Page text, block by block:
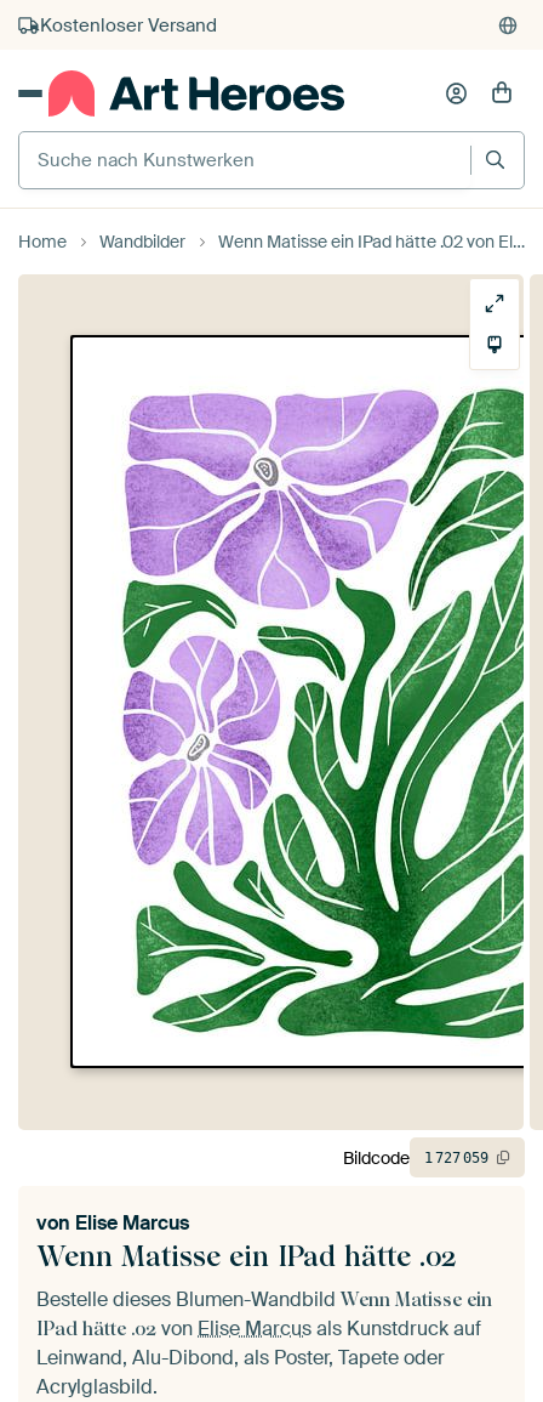
Individueller Druck auf Bestellung
Suche nach Kunstwerken
Home Wandbilder Wenn Matisse ein IPad hätte .02 von Elise Marcus
Wenn Matisse ein IPad hätte .02
von Elise Marcus
Bestelle dieses Blumen-Wandbild Wenn Matisse ein
IPad hätte .02 vonElise Marcusals Kunstdruck auf
Leinwand, Alu-Dibond, als Poster, Tapete oder
Acrylglasbild.
Bildcode 1727059